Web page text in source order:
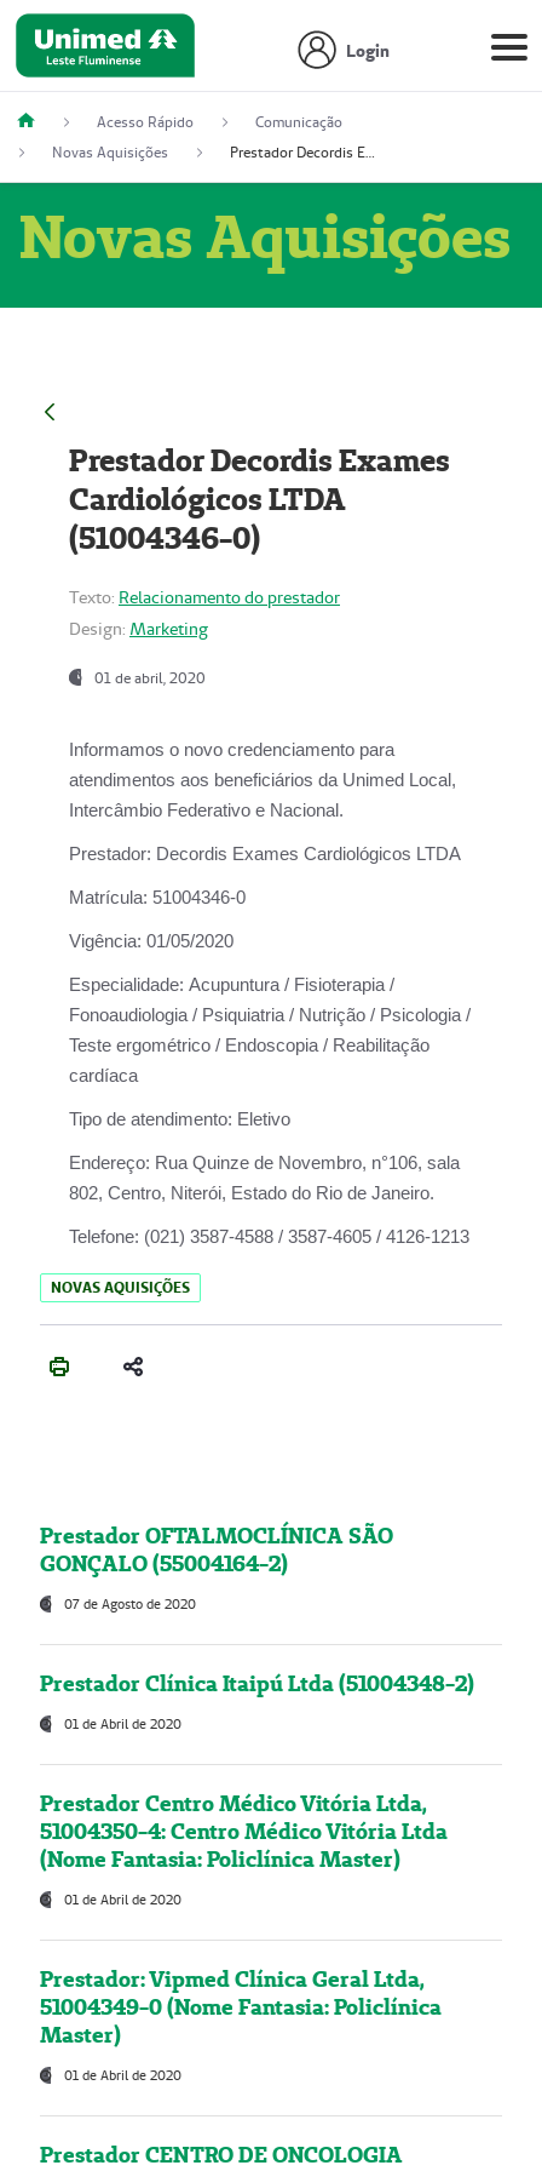
Login
Acesso Rápido
Comunicação
Novas Aquisições
Prestador Decordis Exames Cardiológicos LTDA (51004346-0)
Novas Aquisições
Prestador Decordis Exames
Cardiológicos LTDA
(51004346-0)
Texto: Relacionamento do prestador
Design: Marketing
01 de abril, 2020
Informamos o novo credenciamento para
atendimentos aos beneficiários da Unimed Local,
Intercâmbio Federativo e Nacional.
Prestador: Decordis Exames Cardiológicos LTDA
Matrícula: 51004346-0
Vigência: 01/05/2020
Especialidade: Acupuntura / Fisioterapia /
Fonoaudiologia / Psiquiatria / Nutrição / Psicologia /
Teste ergométrico / Endoscopia / Reabilitação
cardíaca
Tipo de atendimento: Eletivo
Endereço: Rua Quinze de Novembro, n°106, sala
802, Centro, Niterói, Estado do Rio de Janeiro.
Telefone: (021) 3587-4588 / 3587-4605 / 4126-1213
NOVAS AQUISIÇÕES
Prestador OFTALMOCLÍNICA SÃO
GONÇALO (55004164-2)
07 de Agosto de 2020
Prestador Clínica Itaipú Ltda (51004348-2)
01 de Abril de 2020
Prestador Centro Médico Vitória Ltda,
51004350-4: Centro Médico Vitória Ltda
(Nome Fantasia: Policlínica Master)
01 de Abril de 2020
Prestador: Vipmed Clínica Geral Ltda,
51004349-0 (Nome Fantasia: Policlínica
Master)
01 de Abril de 2020
Prestador CENTRO DE ONCOLOGIA